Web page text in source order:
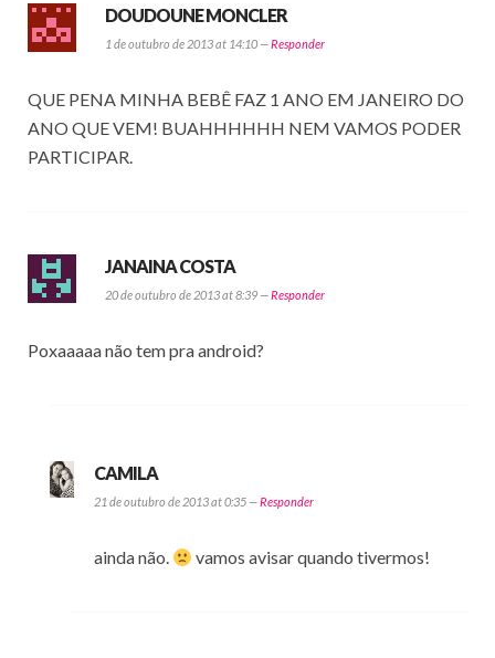
DOUDOUNE MONCLER
1 de outubro de 2013 at 14:10 —Responder
QUE PENA MINHA BEBÊ FAZ 1 ANO EM JANEIRO DO
ANO QUE VEM! BUAHHHHHH NEM VAMOS PODER
PARTICIPAR.
JANAINA COSTA
20 de outubro de 2013 at 8:39 —Responder
Poxaaaaa não tem pra android?
CAMILA
21 de outubro de 2013 at 0:35 —Responder
ainda não. vamos avisar quando tivermos!